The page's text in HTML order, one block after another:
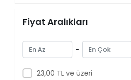
Fiyat Aralıkları
-
23,00 TL ve üzeri